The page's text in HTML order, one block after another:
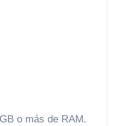
o más de RAM.